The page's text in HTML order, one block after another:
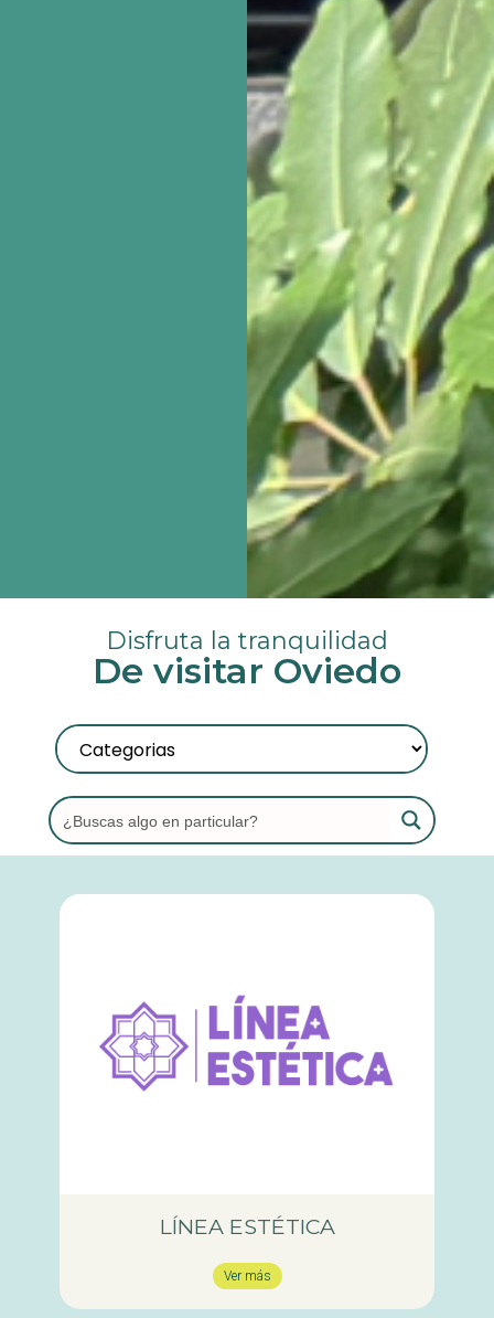
Disfruta la tranquilidad
De visitar Oviedo
LÍNEA ESTÉTICA
Ver más